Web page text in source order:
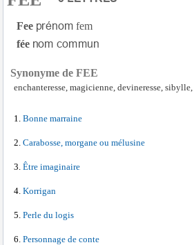
Fee
fem
fée
Synonyme de FEE
enchanteresse, magicienne, devineresse, sibylle,
Bonne marraine
Carabosse, morgane ou mélusine
Être imaginaire
Korrigan
Perle du logis
Personnage de conte